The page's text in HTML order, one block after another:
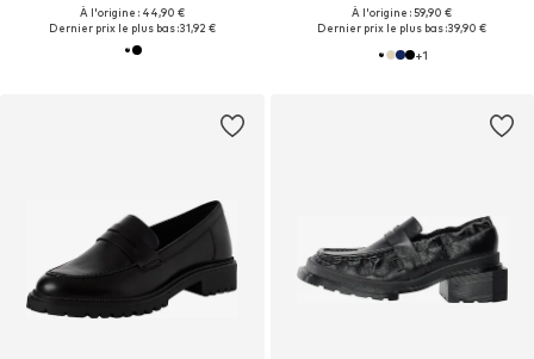
À l'origine : 44,90 €
Dernier prix le plus bas :31,92 €
À l'origine : 59,90 €
Dernier prix le plus bas :39,90 €
+1